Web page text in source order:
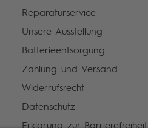
Reparaturservice
Unsere Ausstellung
Batterieentsorgung
Zahlung und Versand
Widerrufsrecht
Datenschutz
Erklärung zur Barrierefreiheit